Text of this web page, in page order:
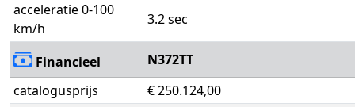
acceleratie 0-100
km/h
3.2 sec
Financieel
N372TT
catalogusprijs
€ 250.124,00